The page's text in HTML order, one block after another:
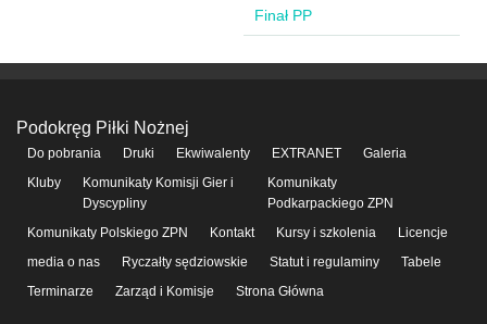
Finał PP
Podokręg Piłki Nożnej
Do pobrania Druki Ekwiwalenty EXTRANET
Galeria
Kluby
Komunikaty Komisji Gier i
Dyscypliny
Komunikaty
Podkarpackiego ZPN
Komunikaty Polskiego ZPN
Kontakt Kursy i szkolenia
Licencje
media o nas
Ryczałty sędziowskie Statut i regulaminy
Tabele
Terminarze
Zarząd i Komisje Strona Główna